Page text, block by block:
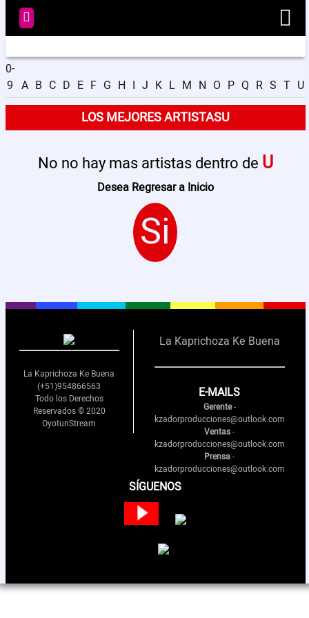
Radio
Videos
Programación
Nosotros
0-
9 A B C D E F G H I J K L M N O P Q R S T U
LOS MEJORES ARTISTASU
No no hay mas artistas dentro de U
Desea Regresar a Inicio
Si
La Kaprichoza Ke Buena
(+51)954866563
Todo los Derechos
Reservados © 2020
OyotunStream
La Kaprichoza Ke Buena
E-MAILS
Gerente-
kzadorproducciones@outlook.com
Ventas-
kzadorproducciones@outlook.com
Prensa-
kzadorproducciones@outlook.com
SÍGUENOS